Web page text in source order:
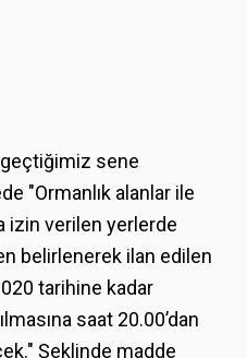
geçtiğimiz sene
"Ormanlık alanlar ile
izin verilen yerlerde
belirlenerek ilan edilen
tarihine kadar
saat 20.00’dan
Şeklinde madde